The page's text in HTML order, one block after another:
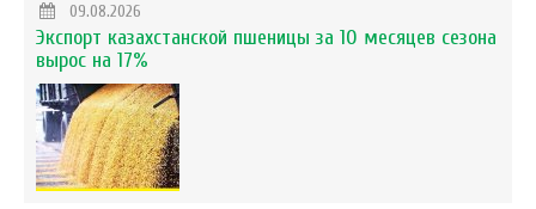
09.08.2026
Экспорт казахстанской пшеницы за 10 месяцев сезона
вырос на 17%